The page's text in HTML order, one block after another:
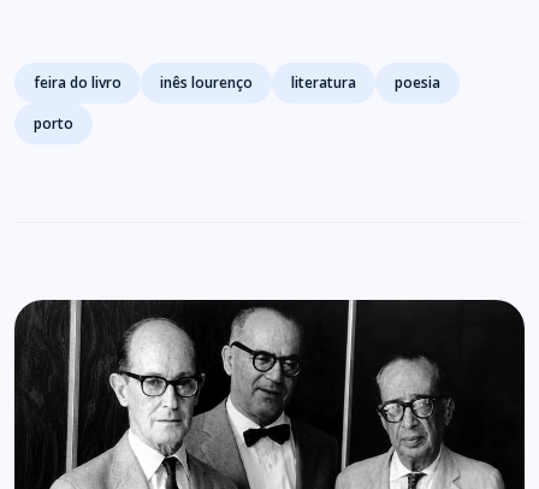
Tags
feira do livro inês lourenço literatura
poesia
porto